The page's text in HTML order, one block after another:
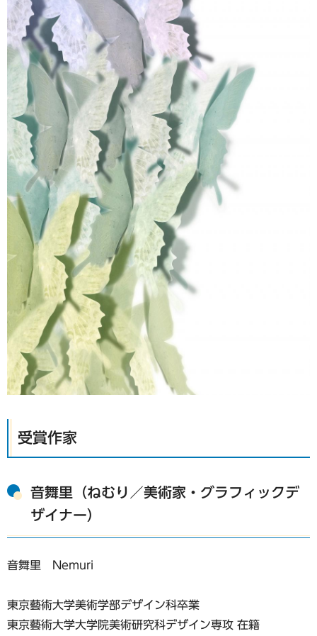
受賞作家
音舞里（ねむり／美術家・グラフィックデ
ザイナー）
音舞里 Nemuri
東京藝術大学美術学部デザイン科卒業
東京藝術大学大学院美術研究科デザイン専攻 在籍